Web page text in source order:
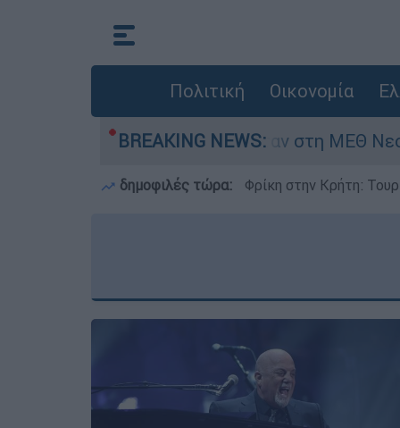
Πολιτική Οικονομία
BREAKING NEWS:
ημερών - Νοσηλευόταν στη ΜΕΘ Νεογνών
δημοφιλές τώρα: Φρίκη στην Κρήτη: